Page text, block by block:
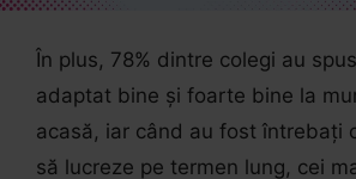
În plus, 78% dintre colegi au
adaptat bine și foarte bine la
acasă, iar când au fost întrebați
să lucreze pe termen lung, cei